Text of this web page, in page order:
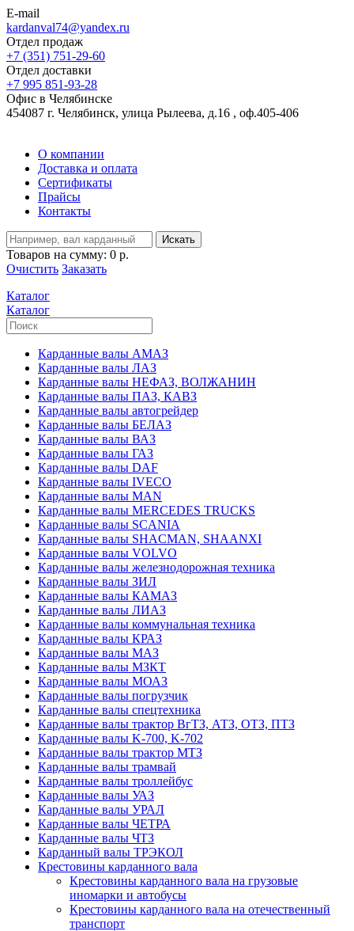
E-mail
kardanval74@yandex.ru
Отдел продаж
+7 (351) 751-29-60
Отдел доставки
+7 995 851-93-28
Офис в Челябинске
454087 г. Челябинск, улица Рылеева, д.16 , оф.405-406
О компании
Доставка и оплата
Сертификаты
Прайсы
Контакты
Искать
Товаров на сумму: 0 р.
Очистить Заказать
Каталог
Каталог
Карданные валы АМАЗ
Карданные валы ЛАЗ
Карданные валы НЕФАЗ, ВОЛЖАНИН
Карданные валы ПАЗ, КАВЗ
Карданные валы автогрейдер
Карданные валы БЕЛАЗ
Карданные валы ВАЗ
Карданные валы ГАЗ
Карданные валы DAF
Карданные валы IVECO
Карданные валы MAN
Карданные валы MERCEDES TRUCKS
Карданные валы SCANIA
Карданные валы SHACMAN, SHAANXI
Карданные валы VOLVO
Карданные валы железнодорожная техника
Карданные валы ЗИЛ
Карданные валы КАМАЗ
Карданные валы ЛИАЗ
Карданные валы коммунальная техника
Карданные валы КРАЗ
Карданные валы МАЗ
Карданные валы МЗКТ
Карданные валы МОАЗ
Карданные валы погрузчик
Карданные валы спецтехника
Карданные валы трактор ВгТЗ, АТЗ, ОТЗ, ПТЗ
Карданные валы K-700, K-702
Карданные валы трактор МТЗ
Карданные валы трамвай
Карданные валы троллейбус
Карданные валы УАЗ
Карданные валы УРАЛ
Карданные валы ЧЕТРА
Карданные валы ЧТЗ
Карданный валы ТРЭКОЛ
Крестовины карданного вала
Крестовины карданного вала на грузовые
иномарки и автобусы
Крестовины карданного вала на отечественный
транспорт